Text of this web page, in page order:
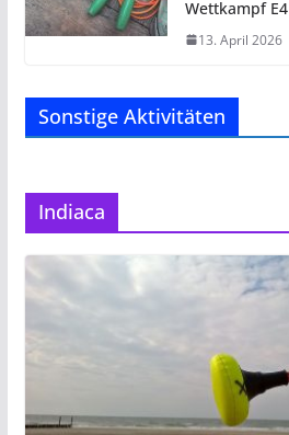
Wettkampf E4
13. April 2026
Sonstige Aktivitäten
Indiaca